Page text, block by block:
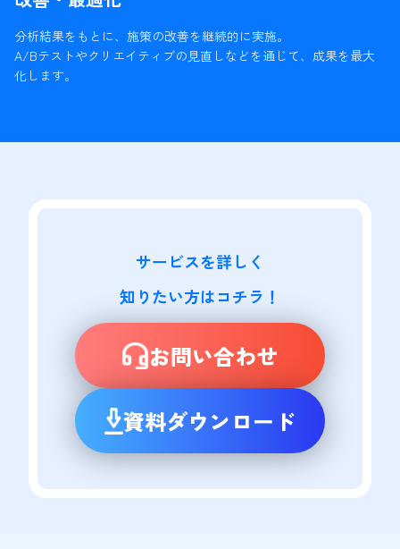
分析結果をもとに、施策の改善を継続的に実施。
A/Bテストやクリエイティブの見直しなどを通じて、成果を最大
化します。
サービスを詳しく
知りたい方はコチラ！
お問い合わせ
資料ダウンロード